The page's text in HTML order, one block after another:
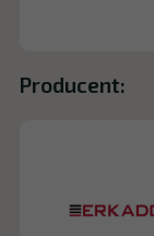
Producent: